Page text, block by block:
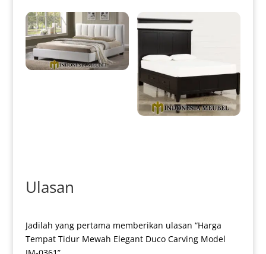
Ulasan
Jadilah yang pertama memberikan ulasan “Harga
Tempat Tidur Mewah Elegant Duco Carving Model